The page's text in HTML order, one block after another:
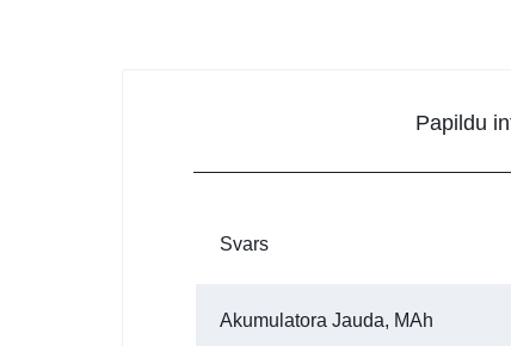
Papildu
Svars
Akumulatora Jauda, MAh